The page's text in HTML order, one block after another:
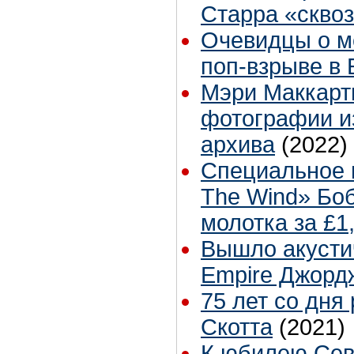
Старра
Очевидцы о
поп-взрыве в
Мэри
фотографии
архива (2022)
Специальное
The Wind»
молотка за
Вышло
Empire
75 лет со
Скотта (2021)